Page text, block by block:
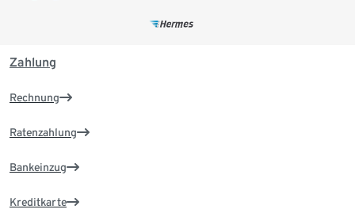
Zahlung
Rechnung
Ratenzahlung
Bankeinzug
Kreditkarte